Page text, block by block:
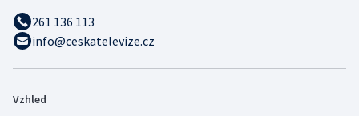
261 136 113
info@ceskatelevize.cz
Vzhled